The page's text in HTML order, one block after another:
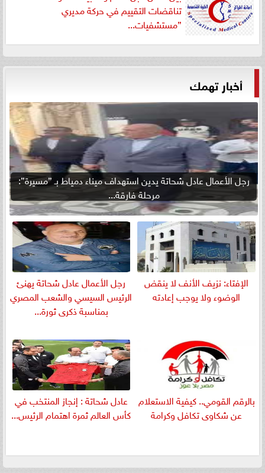
تناقضات التقييم في حركة مديري
”مستشفيات...
أخبار تهمك
رجل الأعمال عادل شحاتة يدين استهداف ميناء دمياط بـ ”مسيرة”:
مرحلة فارقة...
الإفتاء: نزيف الأنف لا ينقض
الوضوء ولا يوجب إعادته
رجل الأعمال عادل شحاتة يهنئ
الرئيس السيسي والشعب المصري
بمناسبة ذكرى ثورة...
بالرقم القومي.. كيفية الاستعلام
عن شكاوى تكافل وكرامة
عادل شحاتة : إنجاز المنتخب في
كأس العالم ثمرة اهتمام الرئيس...